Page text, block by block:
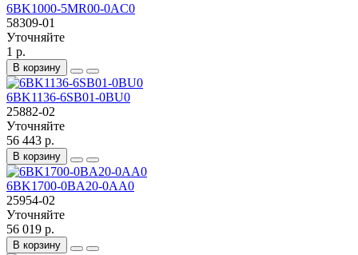
6BK1000-5MR00-0AC0
58309-01
Уточняйте
1 р.
В корзину
6BK1136-6SB01-0BU0
25882-02
Уточняйте
56 443 р.
В корзину
6BK1700-0BA20-0AA0
25954-02
Уточняйте
56 019 р.
В корзину